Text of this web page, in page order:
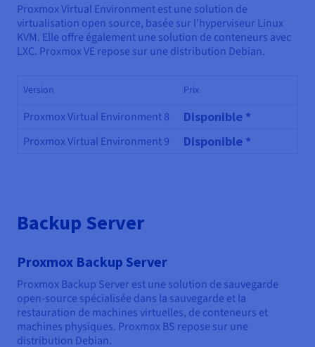
Proxmox Virtual Environment est une solution de
virtualisation open source, basée sur l'hyperviseur Linux
KVM. Elle offre également une solution de conteneurs avec
LXC. Proxmox VE repose sur une distribution Debian.
Version Prix
Proxmox Virtual Environment 8 Disponible *
Proxmox Virtual Environment 9 Disponible *
Backup Server
Proxmox Backup Server
Proxmox Backup Server est une solution de sauvegarde
open-source spécialisée dans la sauvegarde et la
restauration de machines virtuelles, de conteneurs et
machines physiques. Proxmox BS repose sur une
distribution Debian.